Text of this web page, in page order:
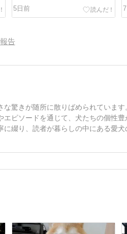
5日前
報告
驚きが随所に散りばめられていま
ピソードを通じて、犬たちの個性
綴り、読者が暮らしの中にある愛